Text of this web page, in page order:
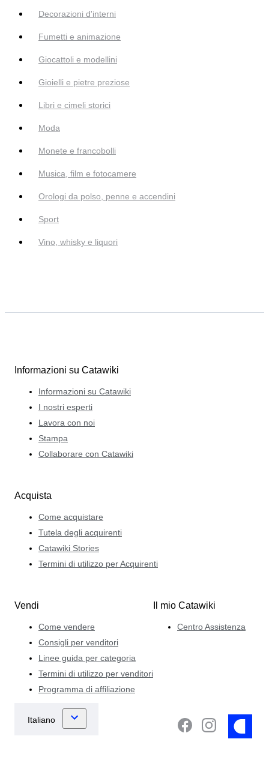
Decorazioni d'interni
Fumetti e animazione
Giocattoli e modellini
Gioielli e pietre preziose
Libri e cimeli storici
Moda
Monete e francobolli
Musica, film e fotocamere
Orologi da polso, penne e accendini
Sport
Vino, whisky e liquori
Informazioni su Catawiki
Informazioni su Catawiki
I nostri esperti
Lavora con noi
Stampa
Collaborare con Catawiki
Acquista
Come acquistare
Tutela degli acquirenti
Catawiki Stories
Termini di utilizzo per Acquirenti
Vendi
Come vendere
Consigli per venditori
Linee guida per categoria
Termini di utilizzo per venditori
Programma di affiliazione
Il mio Catawiki
Centro Assistenza